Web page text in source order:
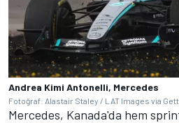
Andrea Kimi Antonelli, Mercedes
Fotoğraf: Alastair Staley / LAT Images via
Mercedes, Kanada'da hem